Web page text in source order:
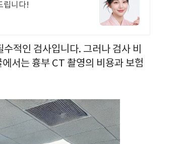
립니다!
적인 검사입니다. 그러나 검사 비
서는 흉부 CT 촬영의 비용과 보험